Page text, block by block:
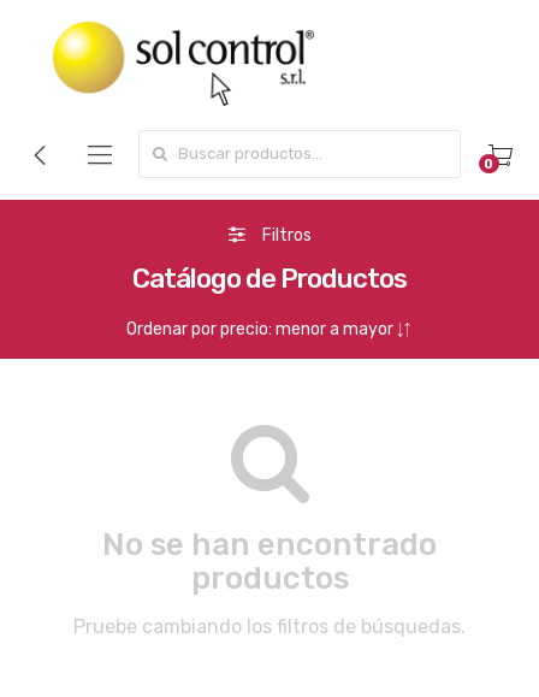
0
Filtros
Catálogo de Productos
No se han encontrado
productos
Pruebe cambiando los filtros de búsquedas.